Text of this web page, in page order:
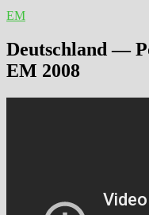
EM
Deutschland —
EM 2008